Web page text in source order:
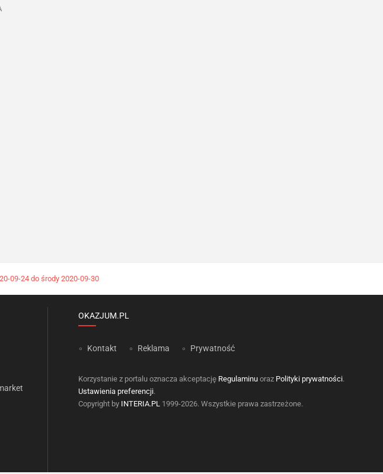
09-24 do środy 2020-09-30
OKAZJUM.PL
Kontakt Reklama Prywatność
Korzystanie z portalu oznacza akceptację Regulaminu oraz Polityki prywatności.
Ustawienia preferencji.
Copyright by INTERIA.PL 1999-2026. Wszystkie prawa zastrzeżone.